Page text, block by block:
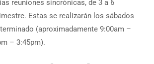
reuniones sincrónicas, de 3 a 6
Estas se realizarán los sábados
(aproximadamente 9:00am –
– 3:45pm).